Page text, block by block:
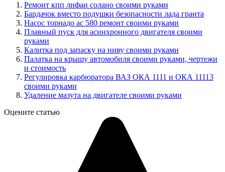
Ремонт кпп лифан солано своими руками
Бардачок вместо подушки безопасности лада гранта
Насос торнадо ас 580 ремонт своими руками
Плавный пуск для асинхронного двигателя своими
руками
Калитка под запаску на ниву своими руками
Палатка на крышу автомобиля своими руками, чертежи
и стоимость
Регулировка карбюратора ВАЗ ОКА 1111 и ОКА 11113
своими руками
Удаление мазута на двигателе своими руками
Оцените статью